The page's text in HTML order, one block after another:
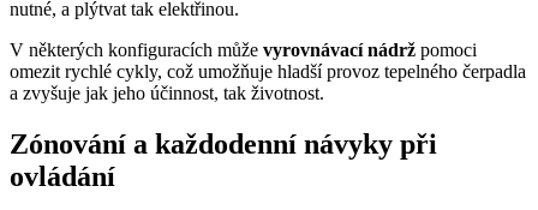
nutné, a plýtvat tak elektřinou.
V některých konfiguracích může vyrovnávací nádrž pomoci
omezit rychlé cykly, což umožňuje hladší provoz tepelného čerpadla
a zvyšuje jak jeho účinnost, tak životnost.
Zónování a každodenní návyky při
ovládání